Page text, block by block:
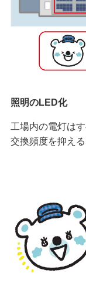
照明のLED化
工場内の電灯は
交換頻度を抑え